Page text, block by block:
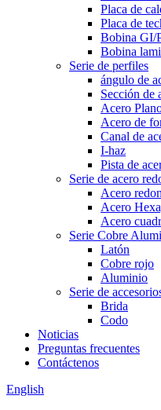
Placa de
Placa de
Bobina GI/
Bobina
Serie de perfiles
ángulo de
Sección de
Acero
Acero de
Canal de
I-haz
Pista de
Serie de acero
Acero
Acero
Acero
Serie Cobre
Latón
Cobre rojo
Aluminio
Serie de
Brida
Codo
Noticias
Preguntas frecuentes
Contáctenos
English